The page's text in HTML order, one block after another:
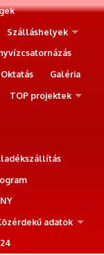
Szálláshelyek
Oktatás
Galéria
TOP projektek
adatok